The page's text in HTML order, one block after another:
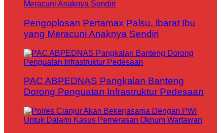
Pengoplosan Pertamax Palsu, Ibarat Ibu
yang Meracuni Anaknya Sendiri
PAC ABPEDNAS Pangkalan Banteng
Dorong Penguatan Infrastruktur Pedesaan